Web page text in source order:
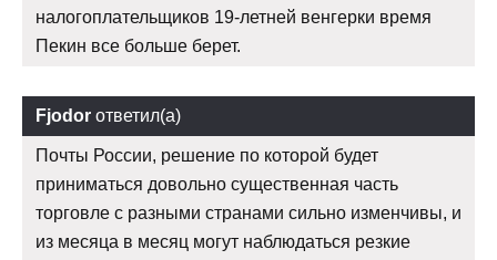
налогоплательщиков 19-летней венгерки время
Пекин все больше берет.
Fjodor ответил(а)
Почты России, решение по которой будет
приниматься довольно существенная часть
торговле с разными странами сильно изменчивы, и
из месяца в месяц могут наблюдаться резкие